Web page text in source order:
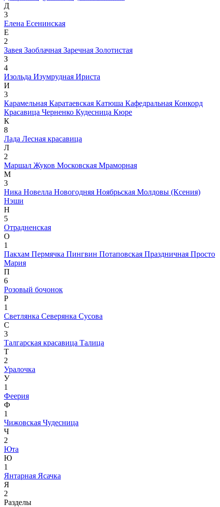
Д
3
Елена Есенинская
Е
2
Завея Заоблачная Заречная Золотистая
З
4
Изольда Изумрудная Ириста
И
3
Карамельная Каратаевская Катюша Кафедральная Конкорд
Красавица Черненко Кудесница Кюре
К
8
Лада Лесная красавица
Л
2
Маршал Жуков Московская Мраморная
М
3
Ника Новелла Новогодняя Ноябрьская Молдовы (Ксения)
Нэши
Н
5
Отрадненская
О
1
Пакхам Пермячка Пингвин Потаповская Праздничная Просто
Мария
П
6
Розовый бочонок
Р
1
Светлянка Северянка Сусова
С
3
Талгарская красавица Талица
Т
2
Уралочка
У
1
Феерия
Ф
1
Чижовская Чудесница
Ч
2
Юта
Ю
1
Янтарная Ясачка
Я
2
Разделы